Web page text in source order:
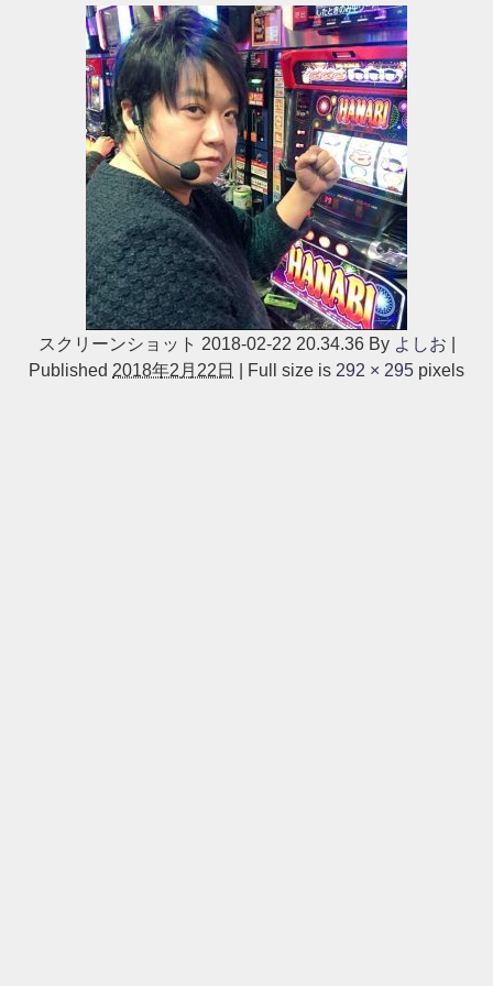
スクリーンショット 2018-02-22 20.34.36 By よしお
Published 2018年2月22日 Full size is 292 × 295 pixels